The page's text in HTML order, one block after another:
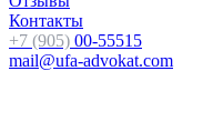
Контакты
+7 (905) 00-55515
mail@ufa-advokat.com